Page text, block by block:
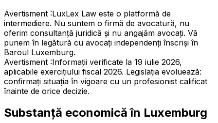
Avertisment :LuxLex Law este o platformă de
intermediere. Nu suntem o firmă de avocatură, nu
oferim consultanță juridică și nu angajăm avocați. Vă
punem în legătură cu avocați independenți înscriși în
Baroul Luxemburg.
Avertisment :Informații verificate la 19 iulie 2026,
aplicabile exercițiului fiscal 2026. Legislația evoluează:
confirmați situația în vigoare cu un profesionist calificat
înainte de orice decizie.
Substanță economică în Luxemburg